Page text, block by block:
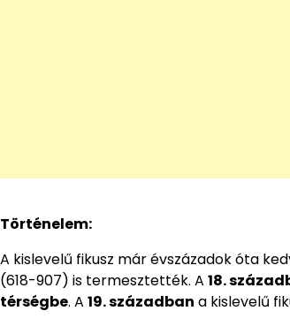
Történelem:
A kislevelű fikusz már évszázadok óta
(618-907) is termesztették. A 18.
térségbe. A 19. században a kislevelű